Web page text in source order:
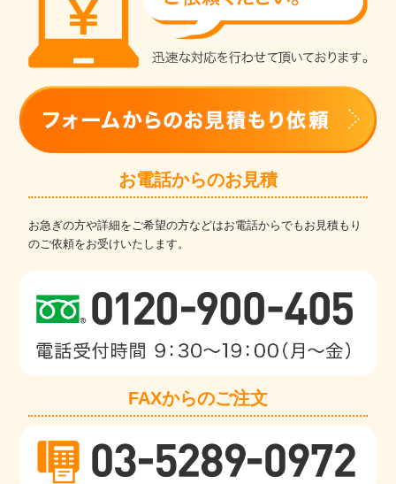
お電話からのお見積
お急ぎの方や詳細をご希望の方などはお電話からでもお見積もり
のご依頼をお受けいたします。
FAXからのご注文